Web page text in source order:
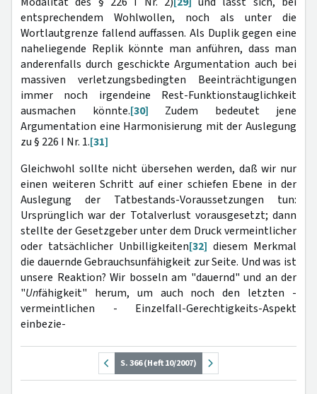
entsprechendem Wohlwollen, noch als unter die
Wortlautgrenze fallend auffassen. Als Duplik gegen eine
naheliegende Replik könnte man anführen, dass man
anderenfalls durch geschickte Argumentation auch bei
massiven verletzungsbedingten Beeinträchtigungen
immer noch irgendeine Rest-Funktionstauglichkeit
ausmachen könnte.[30] Zudem bedeutet jene
Argumentation eine Harmonisierung mit der Auslegung
zu § 226 I Nr. 1.[31]
Gleichwohl sollte nicht übersehen werden, daß wir nur
einen weiteren Schritt auf einer schiefen Ebene in der
Auslegung der Tatbestands-Voraussetzungen tun:
Ursprünglich war der Totalverlust vorausgesetzt; dann
stellte der Gesetzgeber unter dem Druck vermeintlicher
oder tatsächlicher Unbilligkeiten[32] diesem Merkmal
die dauernde Gebrauchsunfähigkeit zur Seite. Und was ist
unsere Reaktion? Wir bosseln am "dauernd" und an der
"Unfähigkeit" herum, um auch noch den letzten -
vermeintlichen - Einzelfall-Gerechtigkeits-Aspekt
einbezie-
S. 366 (Heft 10/2007)